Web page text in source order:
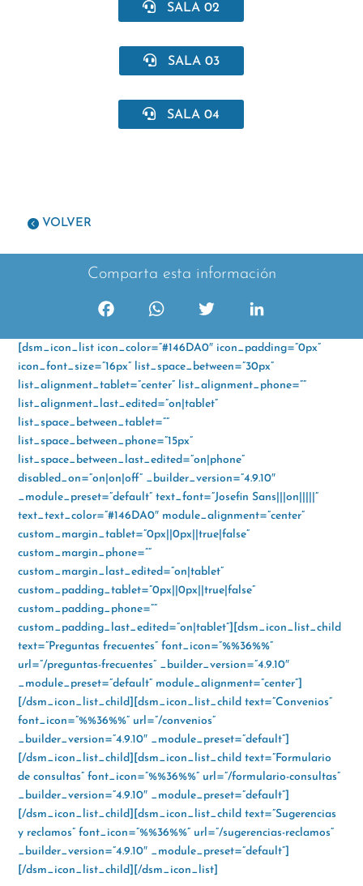
SALA 02
SALA 03
SALA 04
VOLVER
Comparta esta información
c
e
b
a
t
s
p
p
i
t
t
n
k
e
[dsm_icon_list icon_color=”#146DA0″ icon_padding=”0px”
icon_font_size=”16px” list_space_between=”30px”
list_alignment_tablet=”center” list_alignment_phone=””
list_alignment_last_edited=”on|tablet”
list_space_between_tablet=””
list_space_between_phone=”15px”
list_space_between_last_edited=”on|phone”
disabled_on=”on|on|off” _builder_version=”4.9.10″
_module_preset=”default” text_font=”Josefin Sans|||on|||||”
text_text_color=”#146DA0″ module_alignment=”center”
custom_margin_tablet=”0px||0px||true|false”
custom_margin_phone=””
custom_margin_last_edited=”on|tablet”
custom_padding_tablet=”0px||0px||true|false”
custom_padding_phone=””
custom_padding_last_edited=”on|tablet”][dsm_icon_list_child
text=”Preguntas frecuentes” font_icon=”%%36%%”
url=”/preguntas-frecuentes” _builder_version=”4.9.10″
_module_preset=”default” module_alignment=”center”]
[/dsm_icon_list_child][dsm_icon_list_child text=”Convenios”
font_icon=”%%36%%” url=”/convenios”
_builder_version=”4.9.10″ _module_preset=”default”]
[/dsm_icon_list_child][dsm_icon_list_child text=”Formulario
de consultas” font_icon=”%%36%%” url=”/formulario-consultas”
_builder_version=”4.9.10″ _module_preset=”default”]
[/dsm_icon_list_child][dsm_icon_list_child text=”Sugerencias
y reclamos” font_icon=”%%36%%” url=”/sugerencias-reclamos”
_builder_version=”4.9.10″ _module_preset=”default”]
[/dsm_icon_list_child][/dsm_icon_list]